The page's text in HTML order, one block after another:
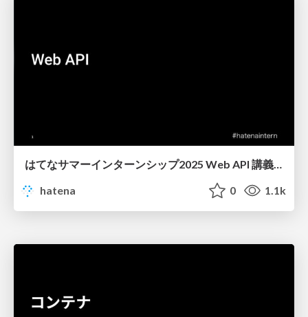
はてなサマーインターンシップ2025 Web API 講義資料
hatena
0 1.1k